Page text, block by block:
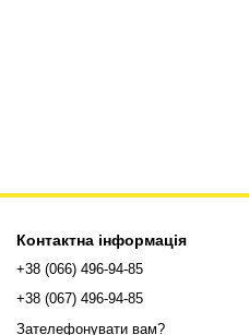
Контактна інформація
+38 (066) 496-94-85
+38 (067) 496-94-85
Зателефонувати вам?